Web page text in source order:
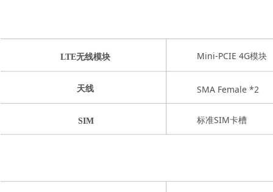
LTE无线模块
天线
SIM
Mini-PCIE 4G模块
SMA Female *2
标准SIM卡槽